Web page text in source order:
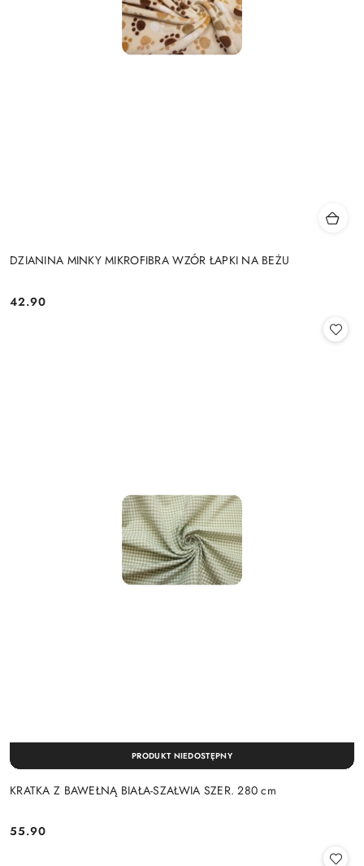
DZIANINA MINKY MIKROFIBRA WZÓR ŁAPKI NA BEŻU
Cena:
42.90
KRATKA Z BAWEŁNĄ BIAŁA-SZAŁWIA SZER. 280 cm
Cena:
55.90
PRODUKT NIEDOSTĘPNY